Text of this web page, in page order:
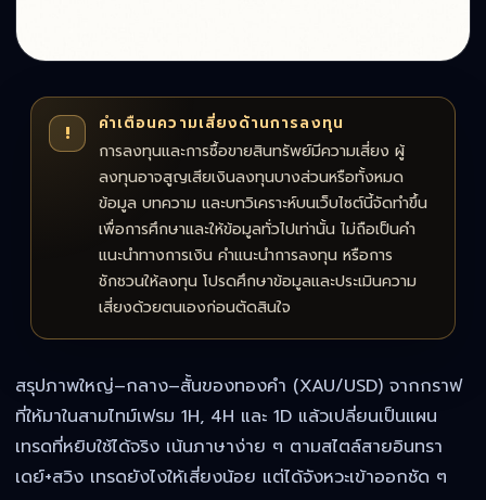
!
คำเตือนความเสี่ยงด้านการลงทุน
การลงทุนและการซื้อขายสินทรัพย์มีความเสี่ยง ผู้
ลงทุนอาจสูญเสียเงินลงทุนบางส่วนหรือทั้งหมด
ข้อมูล บทความ และบทวิเคราะห์บนเว็บไซต์นี้จัดทำขึ้น
เพื่อการศึกษาและให้ข้อมูลทั่วไปเท่านั้น ไม่ถือเป็นคำ
แนะนำทางการเงิน คำแนะนำการลงทุน หรือการ
ชักชวนให้ลงทุน โปรดศึกษาข้อมูลและประเมินความ
เสี่ยงด้วยตนเองก่อนตัดสินใจ
สรุปภาพใหญ่–กลาง–สั้นของทองคำ (XAU/USD) จากกราฟ
ที่ให้มาในสามไทม์เฟรม 1H, 4H และ 1D แล้วเปลี่ยนเป็นแผน
เทรดที่หยิบใช้ได้จริง เน้นภาษาง่าย ๆ ตามสไตล์สายอินทรา
เดย์+สวิง เทรดยังไงให้เสี่ยงน้อย แต่ได้จังหวะเข้าออกชัด ๆ